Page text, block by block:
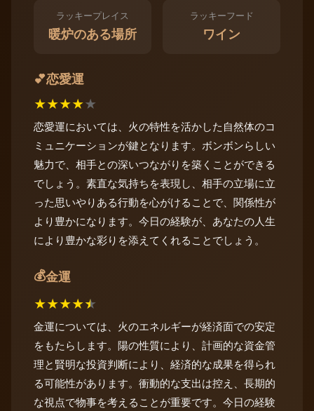
ラッキープレイス
暖炉のある場所
ラッキーフード
ワイン
💕恋愛運
★★★★★
恋愛運においては、火の特性を活かした自然体のコ
ミュニケーションが鍵となります。ボンボンらしい
魅力で、相手との深いつながりを築くことができる
でしょう。素直な気持ちを表現し、相手の立場に立
った思いやりある行動を心がけることで、関係性が
より豊かになります。今日の経験が、あなたの人生
により豊かな彩りを添えてくれることでしょう。
💰金運
★★★★★
金運については、火のエネルギーが経済面での安定
をもたらします。陽の性質により、計画的な資金管
理と賢明な投資判断により、経済的な成果を得られ
る可能性があります。衝動的な支出は控え、長期的
な視点で物事を考えることが重要です。今日の経験